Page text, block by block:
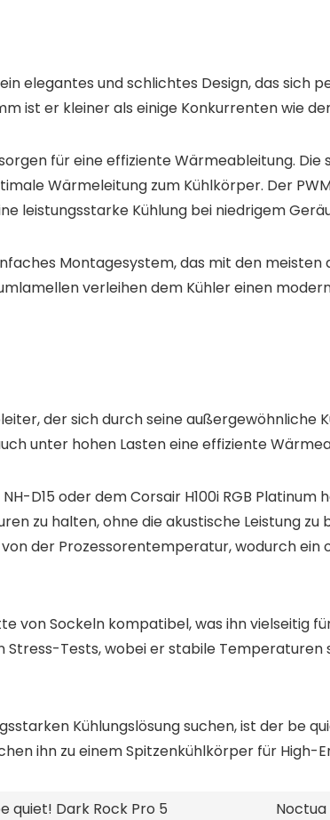
elegantes und schlichtes Design, das sich
ist er kleiner als einige Konkurrenten wie
für eine effiziente Wärmeableitung.
Wärmeleitung zum Kühlkörper. Der
leistungsstarke Kühlung bei niedrigem
Montagesystem, das mit den
verleihen dem Kühler einen
der sich durch seine außergewöhnliche
unter hohen Lasten eine effiziente
D15 oder dem Corsair H100i RGB
zu halten, ohne die akustische Leistung
der Prozessorentemperatur, wodurch
von Sockeln kompatibel, was ihn vielseitig
Stress-Tests, wobei er stabile
Kühlungslösung suchen, ist der be
ihn zu einem Spitzenkühlkörper für High-
quiet! Dark Rock Pro 5 Noctua